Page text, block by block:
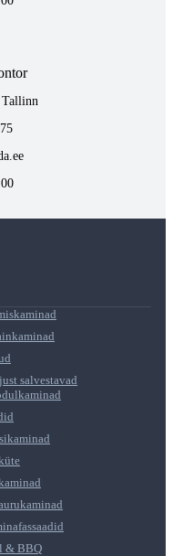
salvestavad
& BBQ